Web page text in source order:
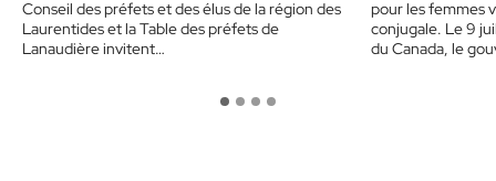
Conseil des préfets et des élus de la région des
Laurentides et la Table des préfets de
Lanaudière invitent…
pour les femmes
conjugale. Le 9
du Canada, le